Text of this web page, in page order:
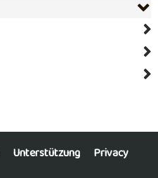
Unterstützung Privacy